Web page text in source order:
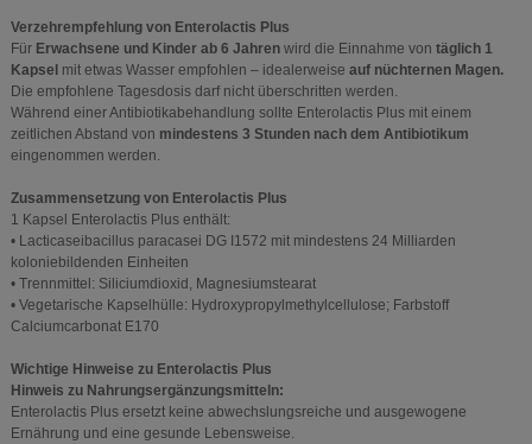
Verzehrempfehlung von Enterolactis Plus
Für Erwachsene und Kinder ab 6 Jahrenwird die Einnahme von täglich 1
Kapsel mit etwas Wasser empfohlen – idealerweise auf nüchternen Magen.
Die empfohlene Tagesdosis darf nicht überschritten werden.
Während einer Antibiotikabehandlung sollte Enterolactis Plus mit einem
zeitlichen Abstand von mindestens 3 Stunden nach dem Antibiotikum
eingenommen werden.
Zusammensetzung von Enterolactis Plus
1 Kapsel Enterolactis Plus enthält:
• Lacticaseibacillus paracasei DG I1572 mit mindestens 24 Milliarden
koloniebildenden Einheiten
• Trennmittel: Siliciumdioxid, Magnesiumstearat
• Vegetarische Kapselhülle: Hydroxypropylmethylcellulose; Farbstoff
Calciumcarbonat E170
Wichtige Hinweise zu Enterolactis Plus
Hinweis zu Nahrungsergänzungsmitteln:
Enterolactis Plus ersetzt keine abwechslungsreiche und ausgewogene
Ernährung und eine gesunde Lebensweise.